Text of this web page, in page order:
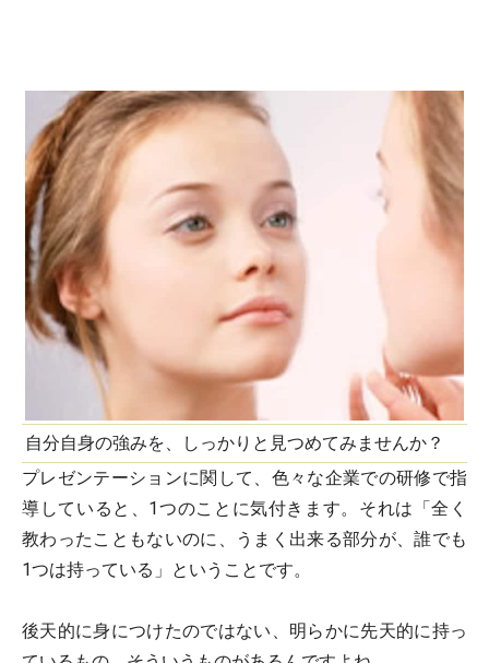
自分自身の強みを、しっかりと見つめてみませんか？
プレゼンテーションに関して、色々な企業での研修で指
導していると、1つのことに気付きます。それは「全く
教わったこともないのに、うまく出来る部分が、誰でも
1つは持っている」ということです。
後天的に身につけたのではない、明らかに先天的に持っ